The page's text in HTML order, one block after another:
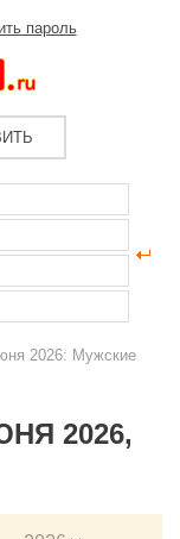
пароль
2026: Мужские
2026,